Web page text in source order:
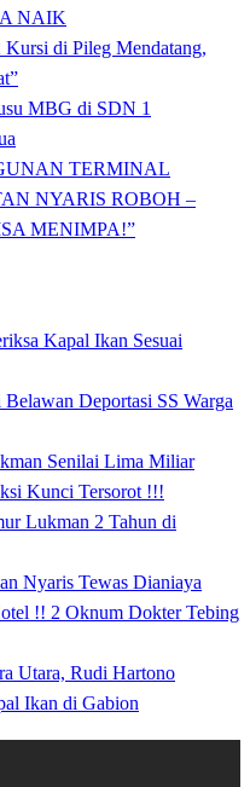
NAIK
di Pileg Mendatang,
MBG di SDN 1
TERMINAL
NYARIS ROBOH –
MENIMPA!”
Kapal Ikan Sesuai
Deportasi SS Warga
Senilai Lima Miliar
Kunci Tersorot !!!
Lukman 2 Tahun di
Nyaris Tewas Dianiaya
!! 2 Oknum Dokter Tebing
Utara, Rudi Hartono
Ikan di Gabion